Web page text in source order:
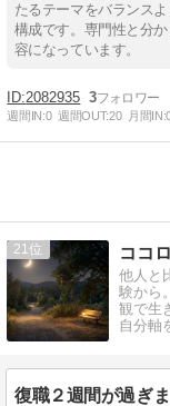
たるテーマをバランス
構成です。専門性と分
容になっています。
2082935 3
週間IN:0 週間OUT:20 月間IN:
21
他人と
験から
観で生
自分軸
復職２週間が過ぎ